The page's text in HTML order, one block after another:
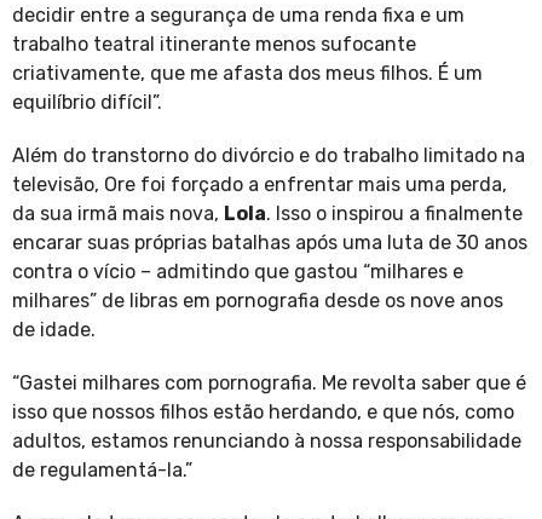
decidir entre a segurança de uma renda fixa e um
trabalho teatral itinerante menos sufocante
criativamente, que me afasta dos meus filhos. É um
equilíbrio difícil”.
Além do transtorno do divórcio e do trabalho limitado na
televisão, Ore foi forçado a enfrentar mais uma perda,
da sua irmã mais nova, Lola. Isso o inspirou a finalmente
encarar suas próprias batalhas após uma luta de 30 anos
contra o vício – admitindo que gastou “milhares e
milhares” de libras em pornografia desde os nove anos
de idade.
“Gastei milhares com pornografia. Me revolta saber que é
isso que nossos filhos estão herdando, e que nós, como
adultos, estamos renunciando à nossa responsabilidade
de regulamentá-la.”